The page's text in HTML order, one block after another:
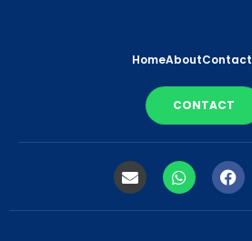
HomeAboutContact
CONTACT